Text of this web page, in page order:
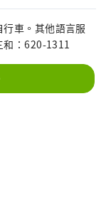
車。其他語言服
和：620-1311